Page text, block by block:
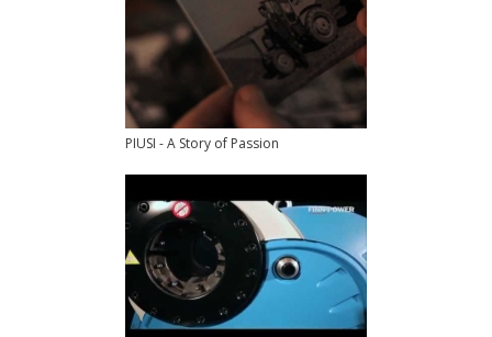
PIUSI - A Story of Passion